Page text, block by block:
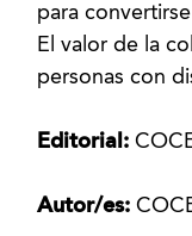
para
El valor de la
personas con
Editorial:
Autor/es: